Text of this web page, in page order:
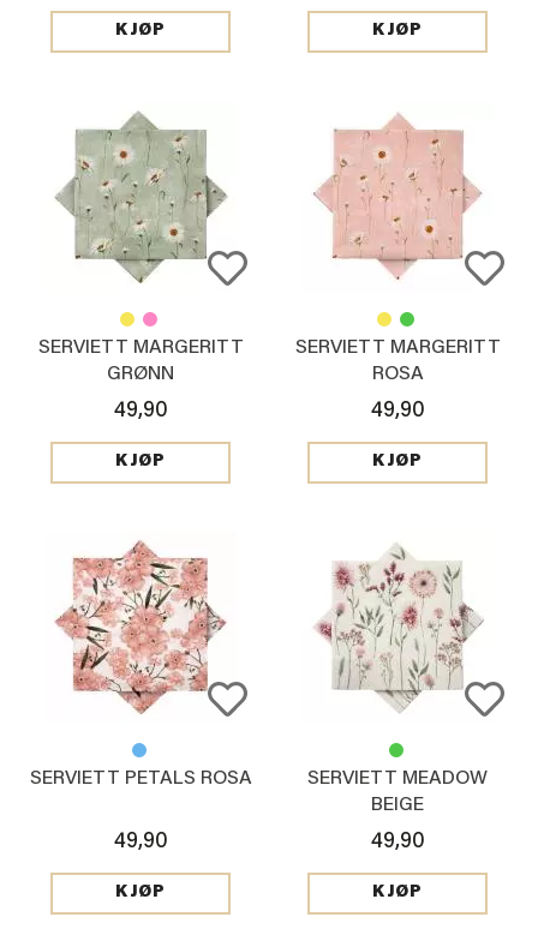
KJØP KJØP
SERVIETT MARGERITT
GRØNN
49,90
KJØP
SERVIETT MARGERITT
ROSA
49,90
KJØP
SERVIETT PETALS ROSA
49,90
KJØP
SERVIETT MEADOW
BEIGE
49,90
KJØP